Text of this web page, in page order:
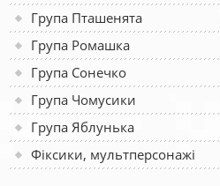
Група Пташенята
Група Ромашка
Група Сонечко
Група Чомусики
Група Яблунька
Фіксики, мультперсонажі